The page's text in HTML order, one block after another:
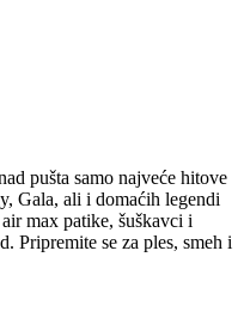
pušta samo najveće hitove
Gala, ali i domaćih legendi
max patike, šuškavci i
Pripremite se za ples, smeh i